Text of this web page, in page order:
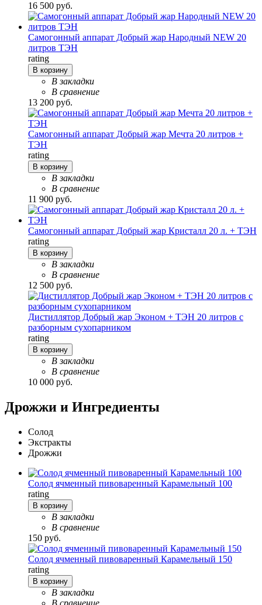
16 500 руб.
Самогонный аппарат Добрый жар Народный NEW 20
литров ТЭН
rating
В корзину
В закладки
В сравнение
13 200 руб.
Самогонный аппарат Добрый жар Мечта 20 литров +
ТЭН
rating
В корзину
В закладки
В сравнение
11 900 руб.
Самогонный аппарат Добрый жар Кристалл 20 л. + ТЭН
rating
В корзину
В закладки
В сравнение
12 500 руб.
Дистиллятор Добрый жар Эконом + ТЭН 20 литров с
разборным сухопарником
rating
В корзину
В закладки
В сравнение
10 000 руб.
Дрожжи и Ингредиенты
Солод
Экстракты
Дрожжи
Солод ячменный пивоваренный Карамельный 100
rating
В корзину
В закладки
В сравнение
150 руб.
Солод ячменный пивоваренный Карамельный 150
rating
В корзину
В закладки
В сравнение